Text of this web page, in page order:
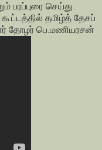
பரப்புரை செய்து
தமிழ்த் தேசப்
தோழர் பெ.மணியரசன்